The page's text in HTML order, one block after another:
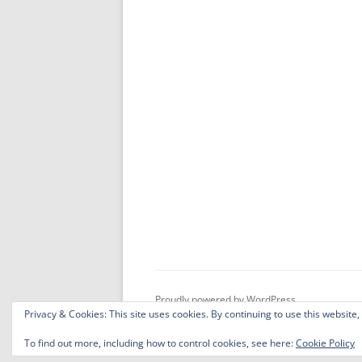
Proudly powered by WordPress
Privacy & Cookies: This site uses cookies. By continuing to use this
To find out more, including how to control cookies, see here:Cookie Policy